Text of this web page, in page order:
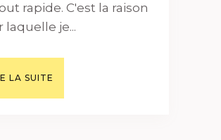
rapide. C'est la raison
laquelle je...
LA SUITE